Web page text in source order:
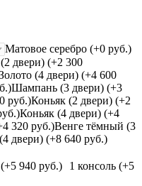
Матовое серебро (+0 руб.)
двери) (+2 300
(4 двери) (+4 600
Шампань (3 двери) (+3
руб.)Коньяк (2 двери) (+2
Коньяк (4 двери) (+4
320 руб.)Венге тёмный (3
двери) (+8 640 руб.)
940 руб.)
1 консоль (+5